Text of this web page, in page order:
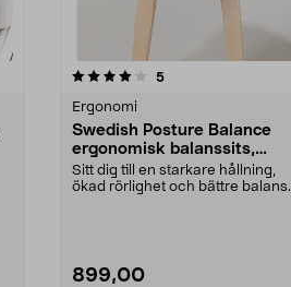
5recensioner
Ergonomi
Swedish Posture Balance
ergonomisk balanssits,
coreträning
Sitt dig till en starkare hållning,
ökad rörlighet och bättre balans.
899,00
3.5av 5 stjärnor